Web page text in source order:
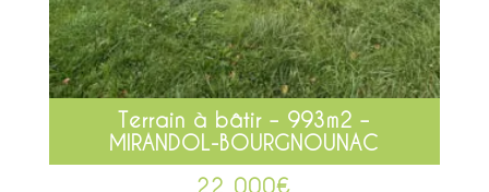
Terrain à bâtir – 993m2 –
MIRANDOL-BOURGNOUNAC
22 000€